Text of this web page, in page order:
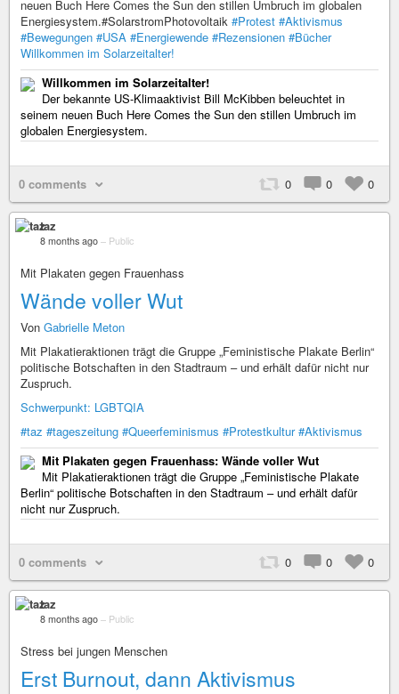
neuen Buch Here Comes the Sun den stillen Umbruch im globalen
Energiesystem.#SolarstromPhotovoltaik #Protest #Aktivismus
#Bewegungen #USA #Energiewende #Rezensionen #Bücher
Willkommen im Solarzeitalter!
Willkommen im Solarzeitalter!
Der bekannte US-Klimaaktivist Bill McKibben beleuchtet in
seinem neuen Buch Here Comes the Sun den stillen Umbruch im
globalen Energiesystem.
0 comments 0 0 0
taz
8 months ago – Public
Mit Plakaten gegen Frauenhass
Wände voller Wut
Von Gabrielle Meton
Mit Plakatieraktionen trägt die Gruppe „Feministische Plakate Berlin“
politische Botschaften in den Stadtraum – und erhält dafür nicht nur
Zuspruch.
Schwerpunkt: LGBTQIA
#taz #tageszeitung #Queerfeminismus #Protestkultur #Aktivismus
Mit Plakaten gegen Frauenhass: Wände voller Wut
Mit Plakatieraktionen trägt die Gruppe „Feministische Plakate
Berlin“ politische Botschaften in den Stadtraum – und erhält dafür
nicht nur Zuspruch.
0 comments 0 0 0
taz
8 months ago – Public
Stress bei jungen Menschen
Erst Burnout, dann Aktivismus